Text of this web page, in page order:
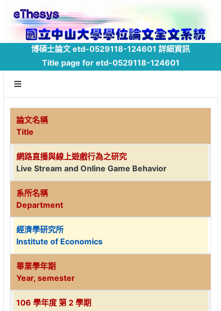
博碩士論文 etd-0529118-124601 詳細資訊
Title page for etd-0529118-124601
論文名稱
Title
網路直播與線上遊戲行為之研究
Live Stream and Online Game Behavior
系所名稱
Department
經濟學研究所
Institute of Economics
畢業學年期
Year, semester
106 學年度 第 2 學期